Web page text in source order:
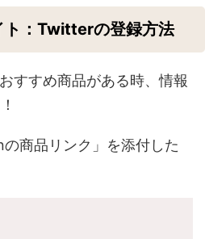
：Twitterの登録方法
すすめ商品がある時、情報
商品リンク」を添付した